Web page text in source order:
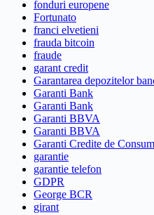
fonduri europene
Fortunato
franci elvetieni
frauda bitcoin
fraude
garant credit
Garantarea depozitelor
Garanti Bank
Garanti Bank
Garanti BBVA
Garanti BBVA
Garanti Credite de Consum
garantie
garantie telefon
GDPR
George BCR
girant